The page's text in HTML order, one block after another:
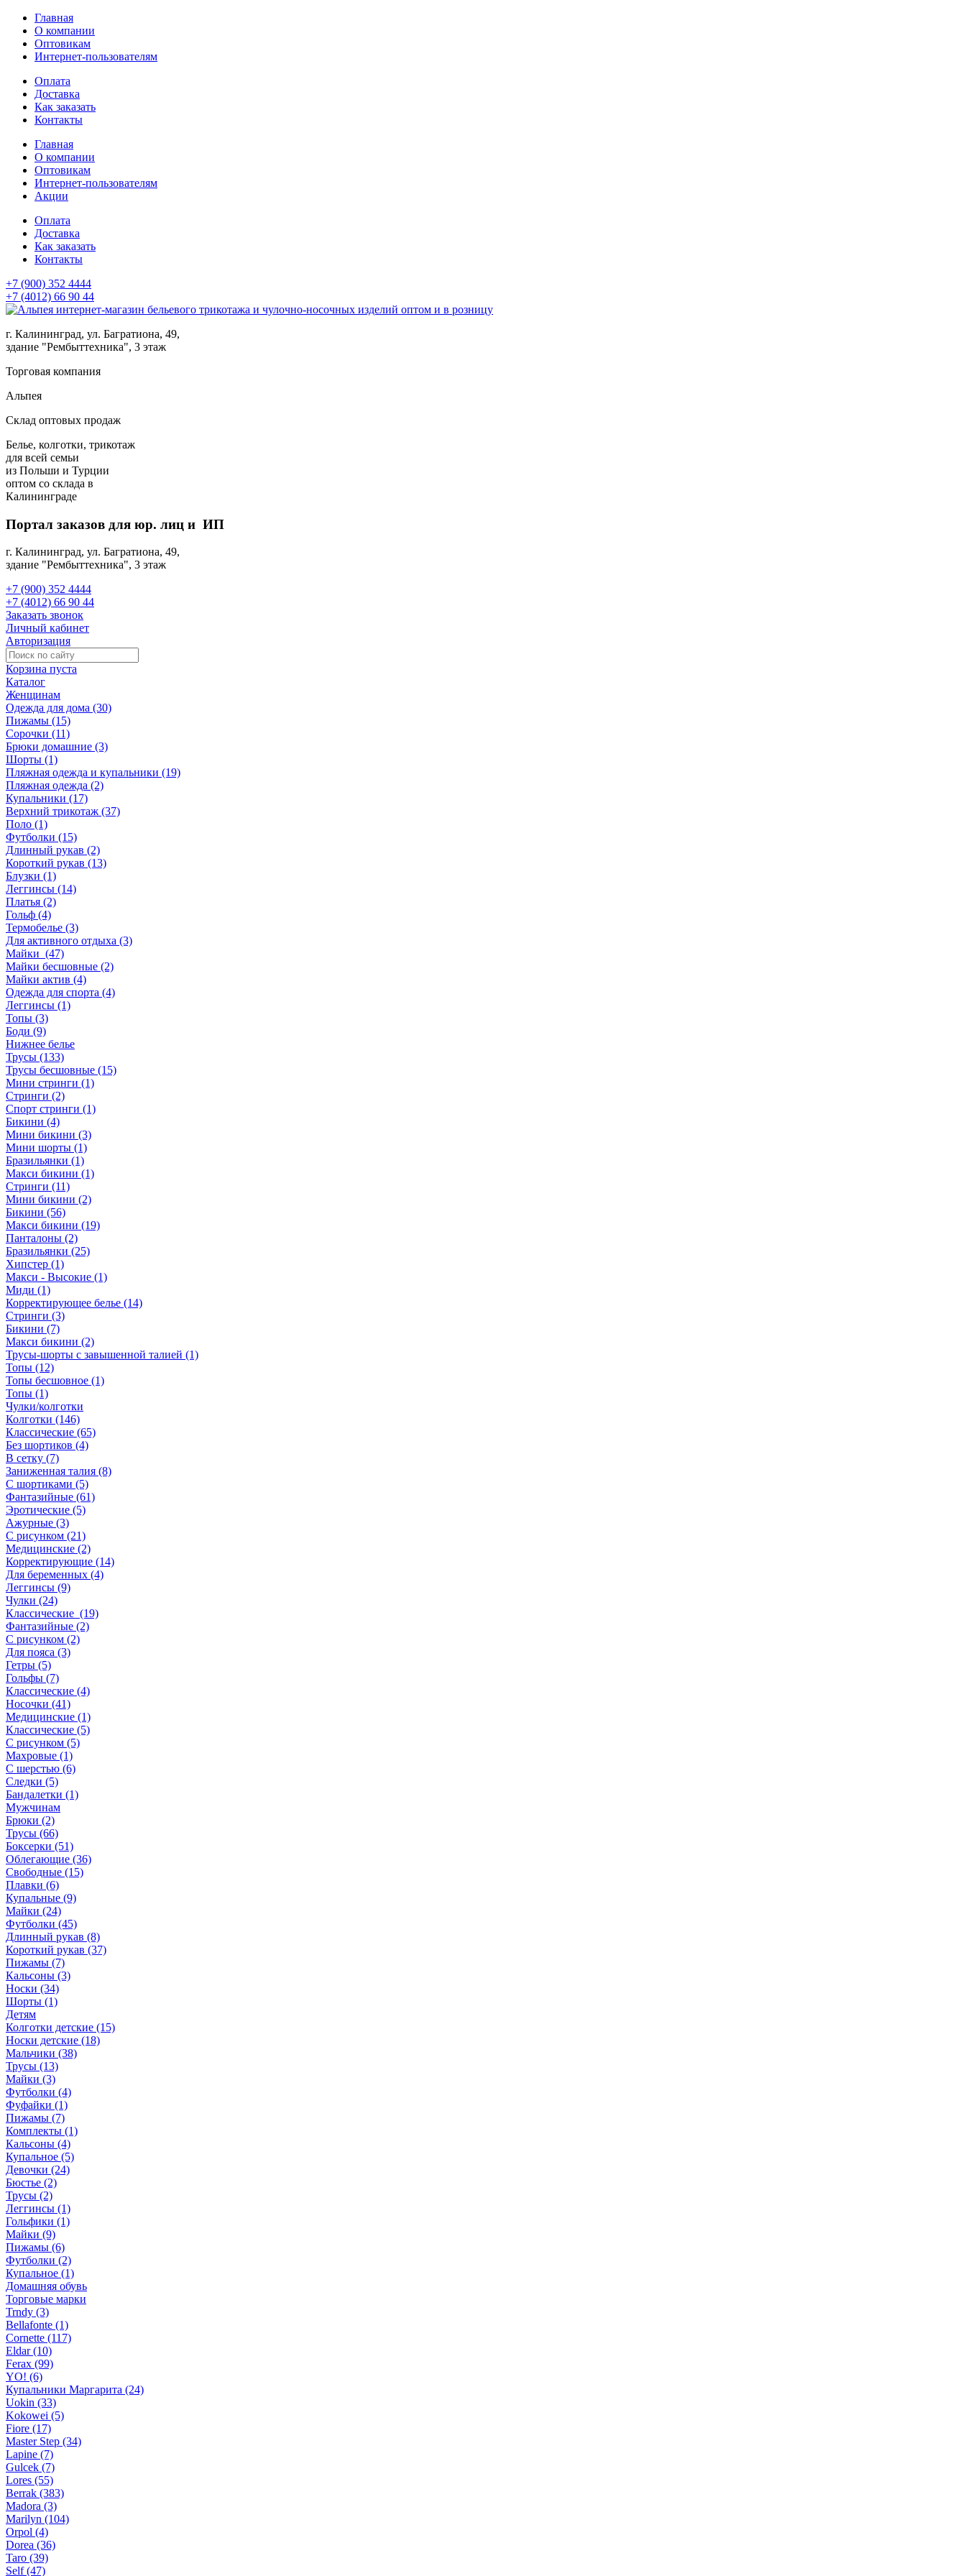
Главная
О компании
Оптовикам
Интернет-пользователям
Оплата
Доставка
Как заказать
Контакты
Главная
О компании
Оптовикам
Интернет-пользователям
Акции
Оплата
Доставка
Как заказать
Контакты
+7 (900) 352 4444
+7 (4012) 66 90 44
г. Калининград, ул. Багратиона, 49,
здание "Рембыттехника", 3 этаж
Торговая компания
Альпея
Склад оптовых продаж
Белье, колготки, трикотаж
для всей семьи
из Польши и Турции
оптом со склада в
Калининграде
Портал заказов для юр. лиц и ИП
г. Калининград, ул. Багратиона, 49,
здание "Рембыттехника", 3 этаж
+7 (900) 352 4444
+7 (4012) 66 90 44
Заказать звонок
Личный кабинет
Авторизация
Корзина пуста
Каталог
Женщинам
Одежда для дома (30)
Пижамы (15)
Сорочки (11)
Брюки домашние (3)
Шорты (1)
Пляжная одежда и купальники (19)
Пляжная одежда (2)
Купальники (17)
Верхний трикотаж (37)
Поло (1)
Футболки (15)
Длинный рукав (2)
Короткий рукав (13)
Блузки (1)
Леггинсы (14)
Платья (2)
Гольф (4)
Термобелье (3)
Для активного отдыха (3)
Майки (47)
Майки бесшовные (2)
Майки актив (4)
Одежда для спорта (4)
Леггинсы (1)
Топы (3)
Боди (9)
Нижнее белье
Трусы (133)
Трусы бесшовные (15)
Мини стринги (1)
Стринги (2)
Спорт стринги (1)
Бикини (4)
Мини бикини (3)
Мини шорты (1)
Бразильянки (1)
Макси бикини (1)
Стринги (11)
Мини бикини (2)
Бикини (56)
Макси бикини (19)
Панталоны (2)
Бразильянки (25)
Хипстер (1)
Макси - Высокие (1)
Миди (1)
Корректирующее белье (14)
Стринги (3)
Бикини (7)
Макси бикини (2)
Трусы-шорты с завышенной талией (1)
Топы (12)
Топы бесшовное (1)
Топы (1)
Чулки/колготки
Колготки (146)
Классические (65)
Без шортиков (4)
В сетку (7)
Заниженная талия (8)
C шортиками (5)
Фантазийные (61)
Эротические (5)
Ажурные (3)
С рисунком (21)
Медицинские (2)
Корректирующие (14)
Для беременных (4)
Леггинсы (9)
Чулки (24)
Классические (19)
Фантазийные (2)
С рисунком (2)
Для пояса (3)
Гетры (5)
Гольфы (7)
Классические (4)
Носочки (41)
Медицинские (1)
Классические (5)
С рисунком (5)
Махровые (1)
С шерстью (6)
Следки (5)
Бандалетки (1)
Мужчинам
Брюки (2)
Трусы (66)
Боксерки (51)
Облегающие (36)
Свободные (15)
Плавки (6)
Купальные (9)
Майки (24)
Футболки (45)
Длинный рукав (8)
Короткий рукав (37)
Пижамы (7)
Кальсоны (3)
Носки (34)
Шорты (1)
Детям
Колготки детские (15)
Носки детские (18)
Мальчики (38)
Трусы (13)
Майки (3)
Футболки (4)
Фуфайки (1)
Пижамы (7)
Комплекты (1)
Кальсоны (4)
Купальное (5)
Девочки (24)
Бюстье (2)
Трусы (2)
Леггинсы (1)
Гольфики (1)
Майки (9)
Пижамы (6)
Футболки (2)
Купальное (1)
Домашняя обувь
Торговые марки
Trndy (3)
Bellafonte (1)
Cornette (117)
Eldar (10)
Ferax (99)
YO! (6)
Купальники Маргарита (24)
Uokin (33)
Kokowei (5)
Fiore (17)
Master Step (34)
Lapine (7)
Gulcek (7)
Lores (55)
Berrak (383)
Madora (3)
Marilyn (104)
Orpol (4)
Dorea (36)
Taro (39)
Self (47)